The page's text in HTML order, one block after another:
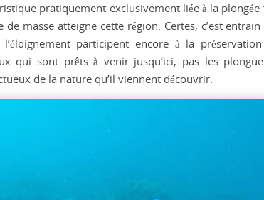
pratiquement exclusivement liée à la
de masse atteigne cette région. Certes, c’est
l’éloignement participent encore à la
qui sont prêts à venir jusqu’ici, pas les
de la nature qu’il viennent découvrir.